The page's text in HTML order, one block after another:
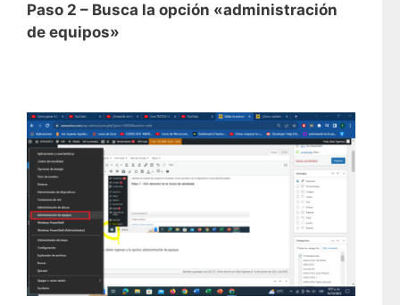
Paso 2 – Busca la opción «administración
de equipos»